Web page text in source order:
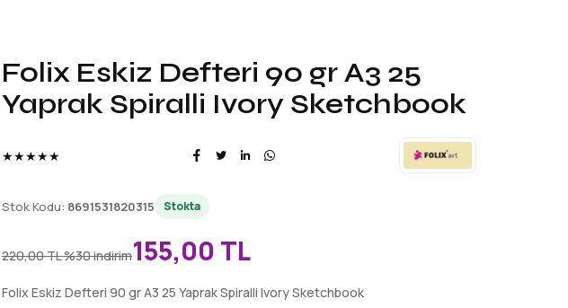
Folix Eskiz Defteri 90 gr A3 25
Yaprak Spiralli Ivory Sketchbook
★★★★★
Stok Kodu: 8691531820315 Stokta
220,00 TL%30 indirim155,00 TL
Folix Eskiz Defteri 90 gr A3 25 Yaprak Spiralli Ivory Sketchbook